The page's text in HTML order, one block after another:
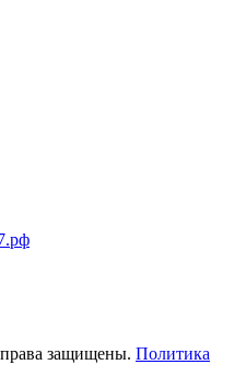
защищены. Политика